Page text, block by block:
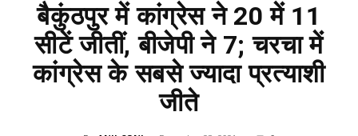
बैकुंठपुर में कांग्रेस ने 20 में 11
सीटें जीतीं, बीजेपी ने 7; चरचा में
कांग्रेस के सबसे ज्यादा प्रत्याशी
जीते